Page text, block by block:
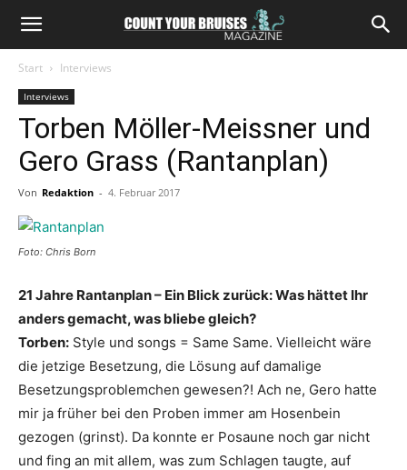
Start Interviews
Interviews
Torben Möller-Meissner und
Gero Grass (Rantanplan)
Von Redaktion - 4. Februar 2017
Foto: Chris Born
21 Jahre Rantanplan – Ein Blick zurück: Was hättet Ihr
anders gemacht, was bliebe gleich?
Torben: Style und songs = Same Same. Vielleicht wäre
die jetzige Besetzung, die Lösung auf damalige
Besetzungsproblemchen gewesen?! Ach ne, Gero hatte
mir ja früher bei den Proben immer am Hosenbein
gezogen (grinst). Da konnte er Posaune noch gar nicht
und fing an mit allem, was zum Schlagen taugte, auf